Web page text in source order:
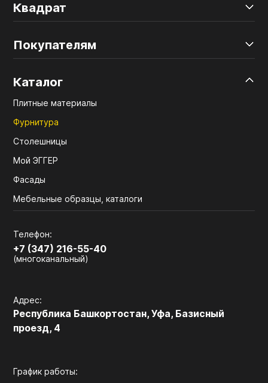
Квадрат
Покупателям
Каталог
Плитные материалы
Фурнитура
Столешницы
Мой ЭГГЕР
Фасады
Мебельные образцы, каталоги
Телефон:
+7 (347) 216-55-40
(многоканальный)
Адрес:
Республика Башкортостан, Уфа, Базисный
проезд, 4
График работы: